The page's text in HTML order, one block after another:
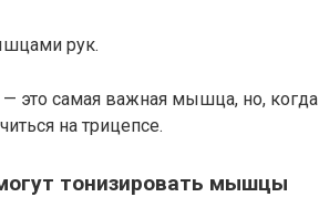
рук.
это самая важная мышца, но, когда
на трицепсе.
тонизировать мышцы